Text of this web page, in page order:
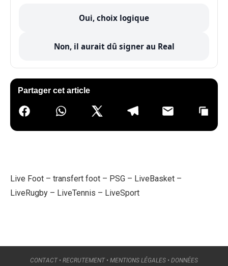
Oui, choix logique
Non, il aurait dû signer au Real
Partager cet article
Live Foot – transfert foot – PSG – LiveBasket –
LiveRugby – LiveTennis – LiveSport
CONTACT• RECRUTEMENT• MENTIONS LÉGALES • DONNÉES